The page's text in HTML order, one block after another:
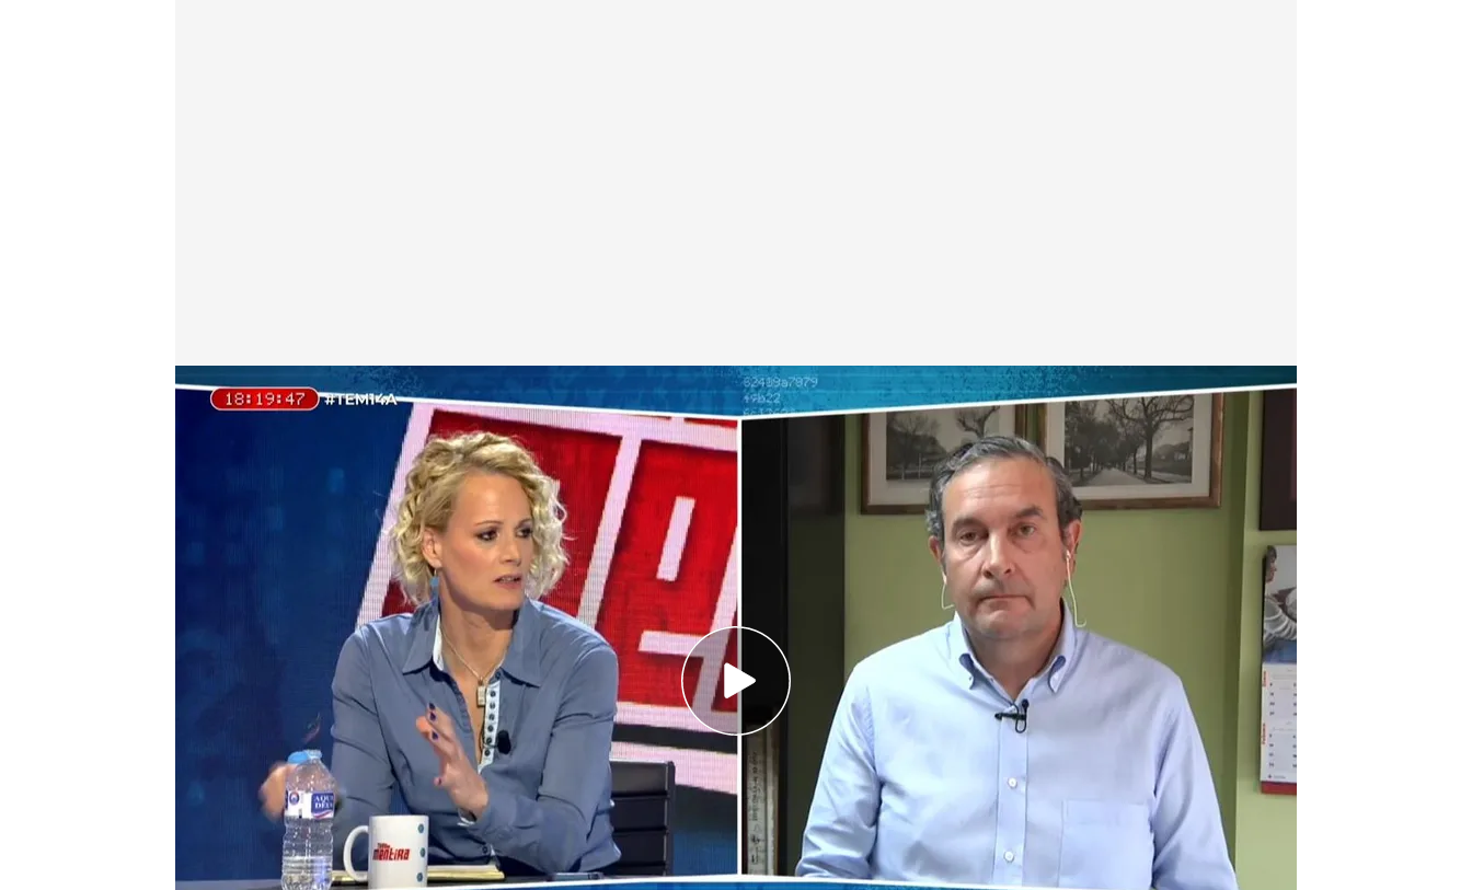
Zaida Cantero y Fernando Pastor, cara a cara en 'Todo es mentira'
"El impacto sobre los muertos podría haber sido mínimo", Zaida
Cantero, muy contundente tras escuchar la intervención de Fernando
Bernabé declara que llamó a Salomé Pradas a las 12:23 horas para que
solicitara la UME y avisarla de que había un desaparecido
Un abogado, sobre las declaraciones de Salomé Pradas en el juzgado:
"Se ha roto a llorar en varias ocasiones"
Compartir